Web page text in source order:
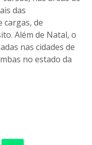
das
de
Além de Natal, o
nas cidades de
no estado da